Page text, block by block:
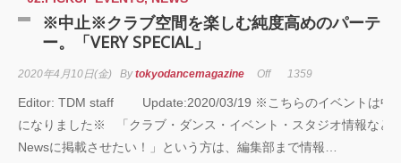
SHOW THE
Zabu
PARCO PRODUCE
※中止※クラブ空間を楽しむ純度高めのパーティ
ー。「VERY SPECIAL」
2020年4月10日(金) Bytokyodancemagazine Off 1359
Editor: TDM staff Update:2020/03/19 ※こちらのイベントは中
になりました※ 「クラブ・ダンス・イベント・スタジオ情報など
Newsに掲載させたい！」という方は、編集部まで情報…